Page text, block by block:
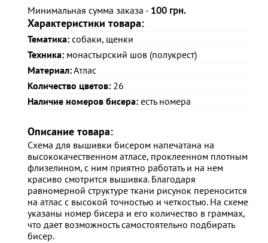
Минимальная сумма заказа - 100 грн.
Характеристики товара:
Тематика: собаки, щенки
Техника: монастырский шов (полукрест)
Материал:Атлас
Количество цветов: 26
Наличие номеров бисера: есть номера
Описание товара:
Схема для вышивки бисером напечатана на
высококачественном атласе, проклеенном плотным
флизелином, с ним приятно работать и на нем
красиво смотрится вышивка. Благодаря
равномерной структуре ткани рисунок переносится
на атлас с высокой точностью и четкостью. На схеме
указаны номер бисера и его количество в граммах,
что дает возможность самостоятельно подбирать
бисер.